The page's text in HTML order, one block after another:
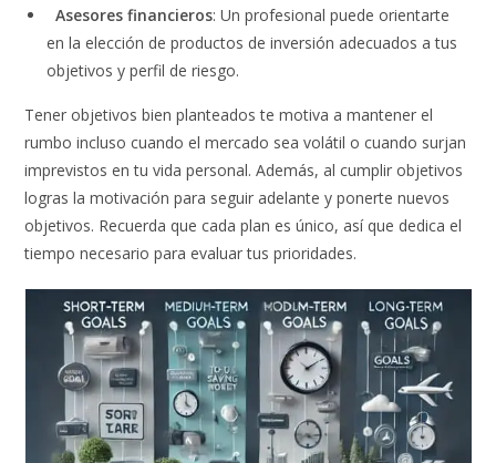
Asesores financieros: Un profesional puede orientarte
en la elección de productos de inversión adecuados a tus
objetivos y perfil de riesgo.
Tener objetivos bien planteados te motiva a mantener el
rumbo incluso cuando el mercado sea volátil o cuando surjan
imprevistos en tu vida personal. Además, al cumplir objetivos
logras la motivación para seguir adelante y ponerte nuevos
objetivos. Recuerda que cada plan es único, así que dedica el
tiempo necesario para evaluar tus prioridades.